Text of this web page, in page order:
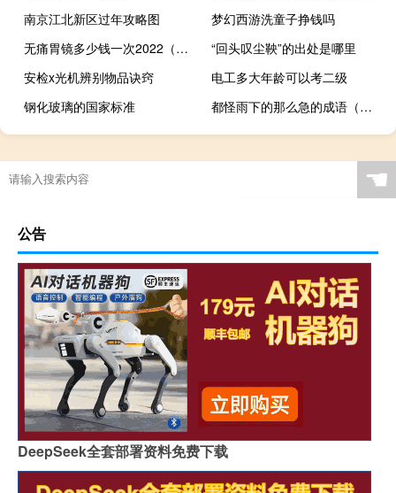
南京江北新区过年攻略图
梦幻西游洗童子挣钱吗
无痛胃镜多少钱一次2022（做胃镜多少钱）
“回头叹尘鞅”的出处是哪里
安检x光机辨别物品诀窍
电工多大年龄可以考二级
钢化玻璃的国家标准
都怪雨下的那么急的成语（都怪雨下的那么急）
☚
公告
DeepSeek全套部署资料免费下载